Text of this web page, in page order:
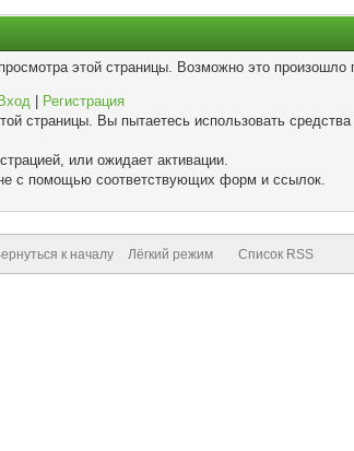
этой страницы. Возможно это
Вход
Регистрация
страницы. Вы пытаетесь использовать
или ожидает активации.
с помощью соответствующих форм и ссылок.
к началу Лёгкий режим Список RSS